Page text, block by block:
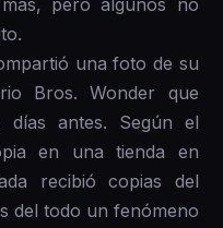
pero algunos no
una foto de su
Bros. Wonder que
antes. Según el
en una tienda en
recibió copias del
del todo un fenómeno